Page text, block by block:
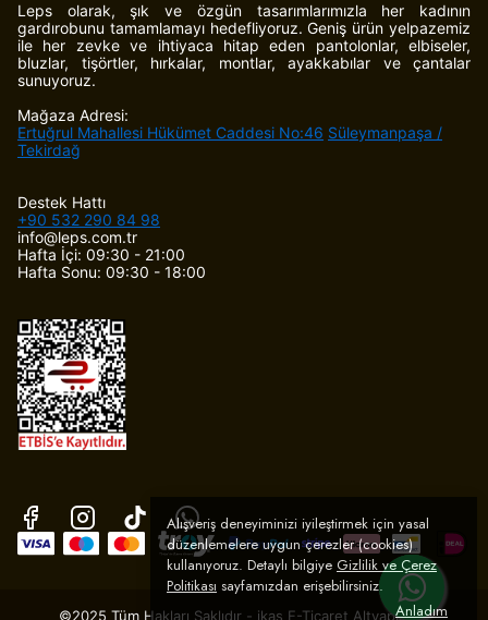
Alışveriş deneyiminizi iyileştirmek için yasal
düzenlemelere uygun çerezler (cookies)
kullanıyoruz. Detaylı bilgiye Gizlilik ve Çerez
Politikası sayfamızdan erişebilirsiniz.
Anladım
Leps olarak, şık ve özgün tasarımlarımızla her kadının
gardırobunu tamamlamayı hedefliyoruz. Geniş ürün yelpazemiz
ile her zevke ve ihtiyaca hitap eden pantolonlar, elbiseler,
bluzlar, tişörtler, hırkalar, montlar, ayakkabılar ve çantalar
sunuyoruz.
Mağaza Adresi:
Ertuğrul Mahallesi Hükümet Caddesi No:46 Süleymanpaşa /
Tekirdağ
Destek Hattı
+90 532 290 84 98
info@leps.com.tr
Hafta İçi: 09:30 - 21:00
Hafta Sonu: 09:30 - 18:00
©2025 Tüm Hakları Saklıdır - ikas E-Ticaret Altyapısı ile